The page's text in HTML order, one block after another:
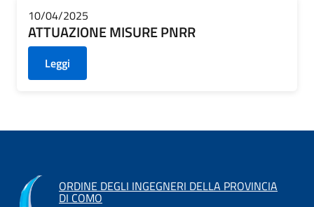
PROFESSIONE
AGGIORNAMENTO PROFESSIONALE
10/04/2025
ATTUAZIONE MISURE PNRR
Leggi
ORDINE DEGLI INGEGNERI DELLA PROVINCIA
DI COMO